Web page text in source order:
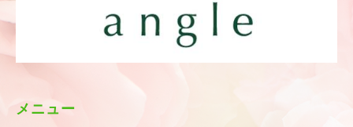
メニュー